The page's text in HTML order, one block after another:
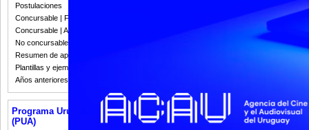
Postulaciones
Concursable | Fallos 2023
Concursable | Actas y Resoluciones
No concursable | Actas y Resoluciones
Resumen de apoyos 2008-2022
Plantillas y ejemplos
Años anteriores
Programa Uruguay Audiovisual
(PUA)
cinematográficos serán
-Auditorio Nelly Goitiño (18 de
-Cinemateca Pocitos (Chucarro
-Centro Cultural España (Rincón
disposición para exhibir las
familiares, etc). También
diapositivas. Al finalziar se
música junto a Macarena